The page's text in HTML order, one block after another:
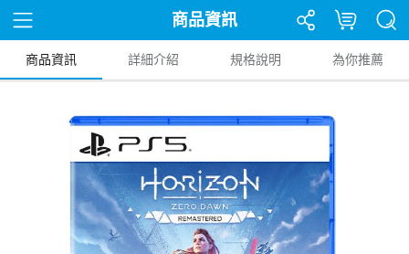
商品資訊
商品資訊 詳細介紹 規格說明 為你推薦